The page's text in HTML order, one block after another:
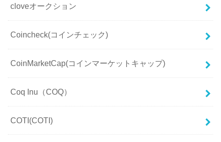
cloveオークション
Coincheck(コインチェック)
CoinMarketCap(コインマーケットキャップ)
Coq Inu（COQ）
COTI(COTI)